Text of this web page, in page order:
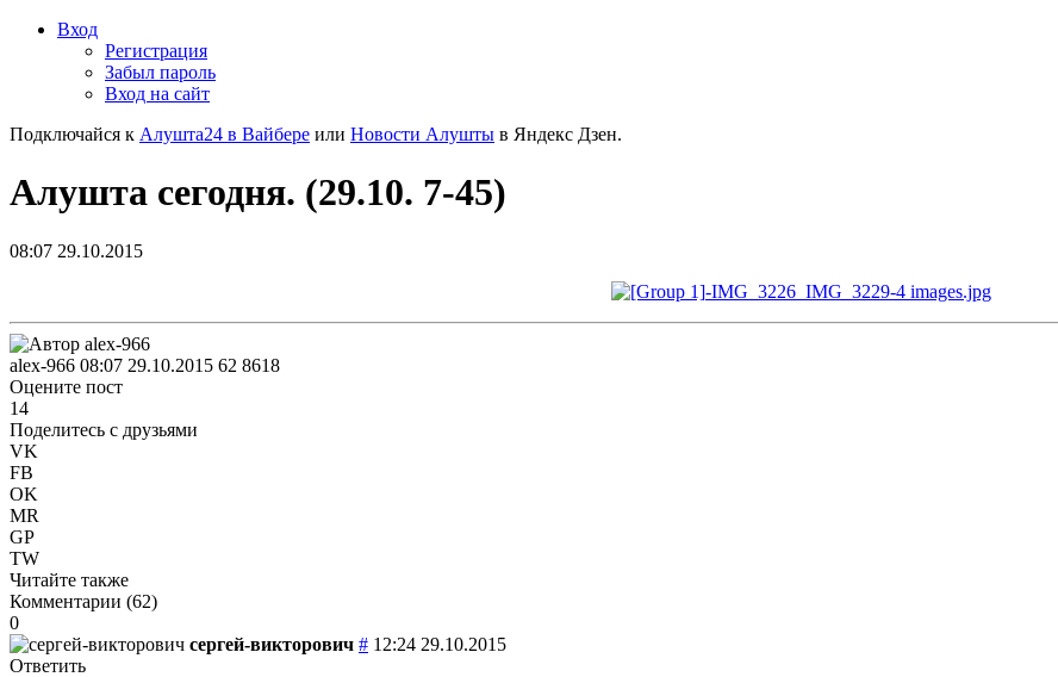
Вход
Регистрация
Забыл пароль
Вход на сайт
Подключайся к Алушта24 в Вайбере или Новости Алушты в Яндекс Дзен.
Алушта сегодня. (29.10. 7-45)
08:07 29.10.2015
alex-966 08:07 29.10.2015 62 8618
Оцените пост
14
Поделитесь с друзьями
VK
FB
OK
MR
GP
TW
Читайте также
Комментарии (62)
0
сергей-викторович # 12:24 29.10.2015
Ответить